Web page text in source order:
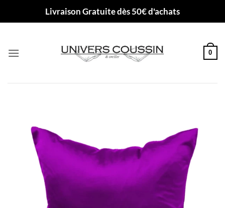
Livraison Gratuite dès 50€ d'achats
0